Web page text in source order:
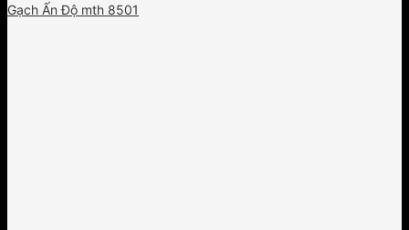
Gạch Ấn Độ mth 8501